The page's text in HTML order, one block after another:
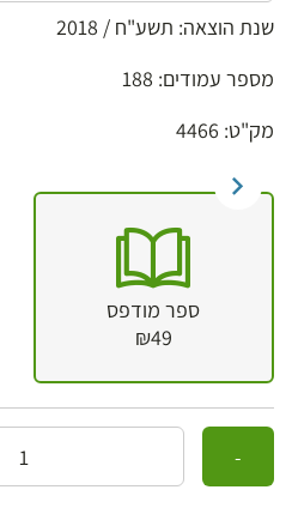
שנת הוצאה: תשע"ח / 2018
מספר עמודים: 188
מק"ט: 4466
ספר מודפס
₪49
כמות